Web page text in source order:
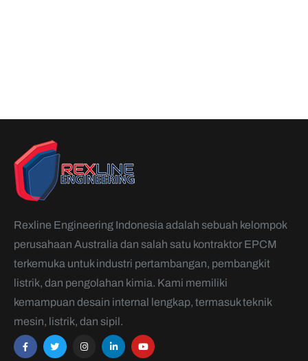
Rexline Engineering Indonesia adalah sebuah kelompok
perusahaan Australia dan salah satu kontraktor EPCM
terkemuka untuk industri pertambangan, pembangkit
listrik, dan pengolahan kimia. Kami memiliki
kemampuan desain internal lengkap, termasuk teknik
mesin, listrik, dan sipil.